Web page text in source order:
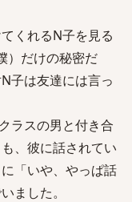
くれるN子を見る
）だけの秘密だ
子は友達には言っ
ラスの男と付き合
、彼に話されてい
「いや、やっぱ話
ました。